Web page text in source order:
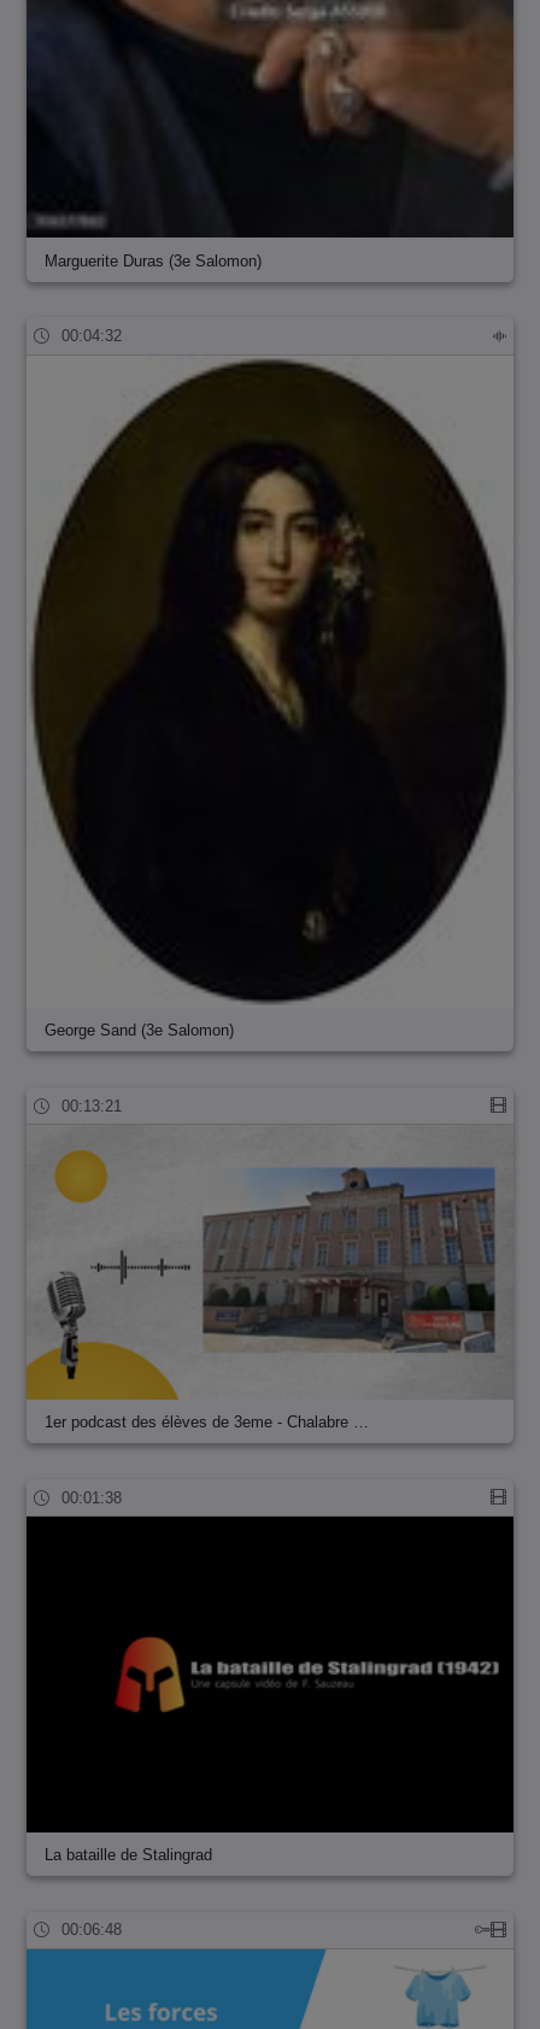
Marguerite Duras (3e Salomon)
00:04:32
George Sand (3e Salomon)
00:13:21
1er podcast des élèves de 3eme - Chalabre …
00:01:38
La bataille de Stalingrad
00:06:48